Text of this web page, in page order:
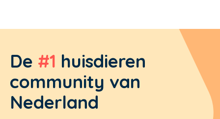
De #1 huisdieren
community van
Nederland